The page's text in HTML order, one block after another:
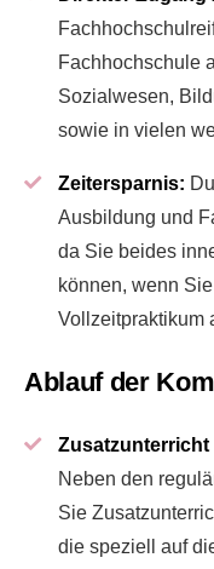
Fachhochschule
Sozialwesen,
sowie in vielen
Zeitersparnis:
Ausbildung und
da Sie beides
können, wenn
Vollzeitpraktikum
Ablauf der
Zusatzunterricht
Neben den
Sie
die speziell auf